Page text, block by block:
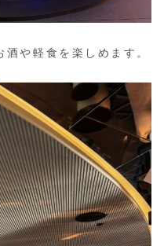
や軽食を楽しめます。